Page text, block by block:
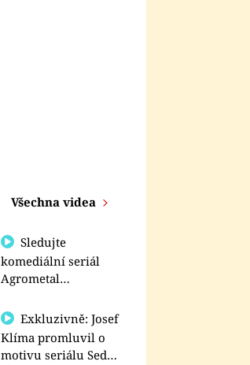
Všechna videa
Sledujte
komediální seriál
Agrometal
prima+
Exkluzivně: Josef
Klíma promluvil o
motivu seriálu Sedm